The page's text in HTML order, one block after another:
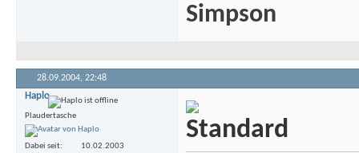
Simpson
28.09.2004, 22:48
Haplo
Plaudertasche
Dabei seit
10.02.2003